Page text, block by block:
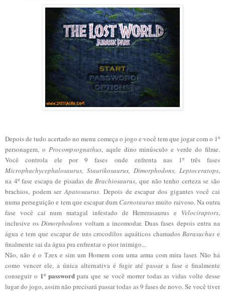
Depois de tudo acertado no menu começa o jogo e você tem que jogar com o 1º
personagem, o Procompsognathus, aqule dino minúsculo e verde do filme.
Você controla ele por 9 fases onde enfrenta nas 1º três fases
Microphachycephalosaurus, Staurikosaurus, Dimorphodons, Leptoceratops,
na 4º fase escapa de pisadas deBrachiosaurus, que não tenho certeza se são
brachios, podem serApatosaurus. Depois de escapar dos gigantes você cai
numa perseguição e tem que escapar dum Carnotaurusmuito raivoso. Na outra
fase você cai num matagal infestado de Herrerasaurus e Velociraptors,
inclusive osDimorphodons voltam a incomodar. Duas fases depois entra na
água e tem que escapar de uns crocodilos aquáticos chamadosBarasuchuse
finalmente sai da água pra enfrentar o pior inimigo...
Não, não é o T.rex e sim um Homem com uma arma com mira laser. Não há
como vencer ele, a única alternativa é fugir até passar a fase e finalmente
conseguir o 1º passwordpara que se você morrer todas as vidas volte desse
lugar do jogo, assim não precisará passar todas as 9 fases de novo. Se você tiver